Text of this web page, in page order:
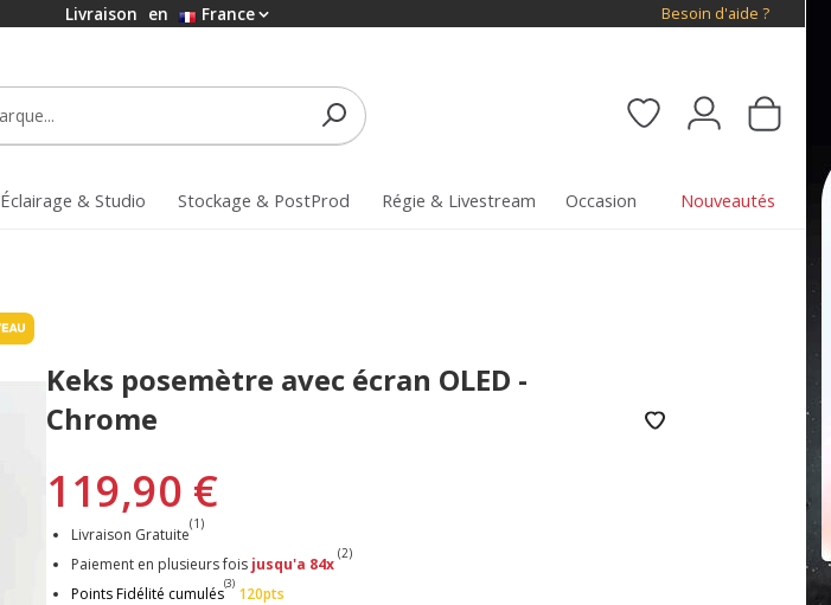
Livraison en France Besoin d'aide ?
Éclairage & Studio Stockage & PostProd Régie & Livestream Occasion Nouveautés
Keks posemètre avec écran OLED -
Chrome
119,90 €
Livraison Gratuite
(1)
Paiement en plusieurs fois jusqu'a 84x
(2)
Points Fidélité cumulés
(3)
120pts